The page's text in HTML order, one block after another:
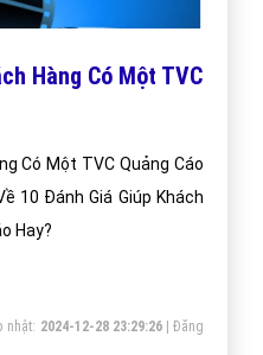
Hàng Có Một TVC
Có Một TVC Quảng Cáo
10 Đánh Giá Giúp Khách
Hay?
nhật: 2024-12-28 23:29:26|Đăng